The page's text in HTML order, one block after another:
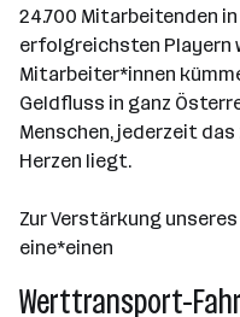
24.700 Mitarbeitenden in
erfolgreichsten Playern
Mitarbeiter*innen
Geldfluss in ganz
Menschen, jederzeit das
Herzen liegt.
Zur Verstärkung unseres
eine*einen
Werttransport-